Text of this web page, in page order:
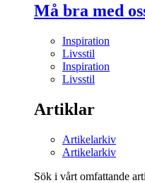
Må bra med
Inspiration
Livsstil
Inspiration
Livsstil
Artiklar
Artikelarkiv
Artikelarkiv
Sök i vårt omfattande